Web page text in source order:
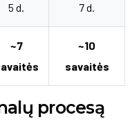
5 d. 7 d.
~7
~10
savaitės
procesą